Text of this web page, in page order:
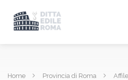
Home Provincia di Roma Affile